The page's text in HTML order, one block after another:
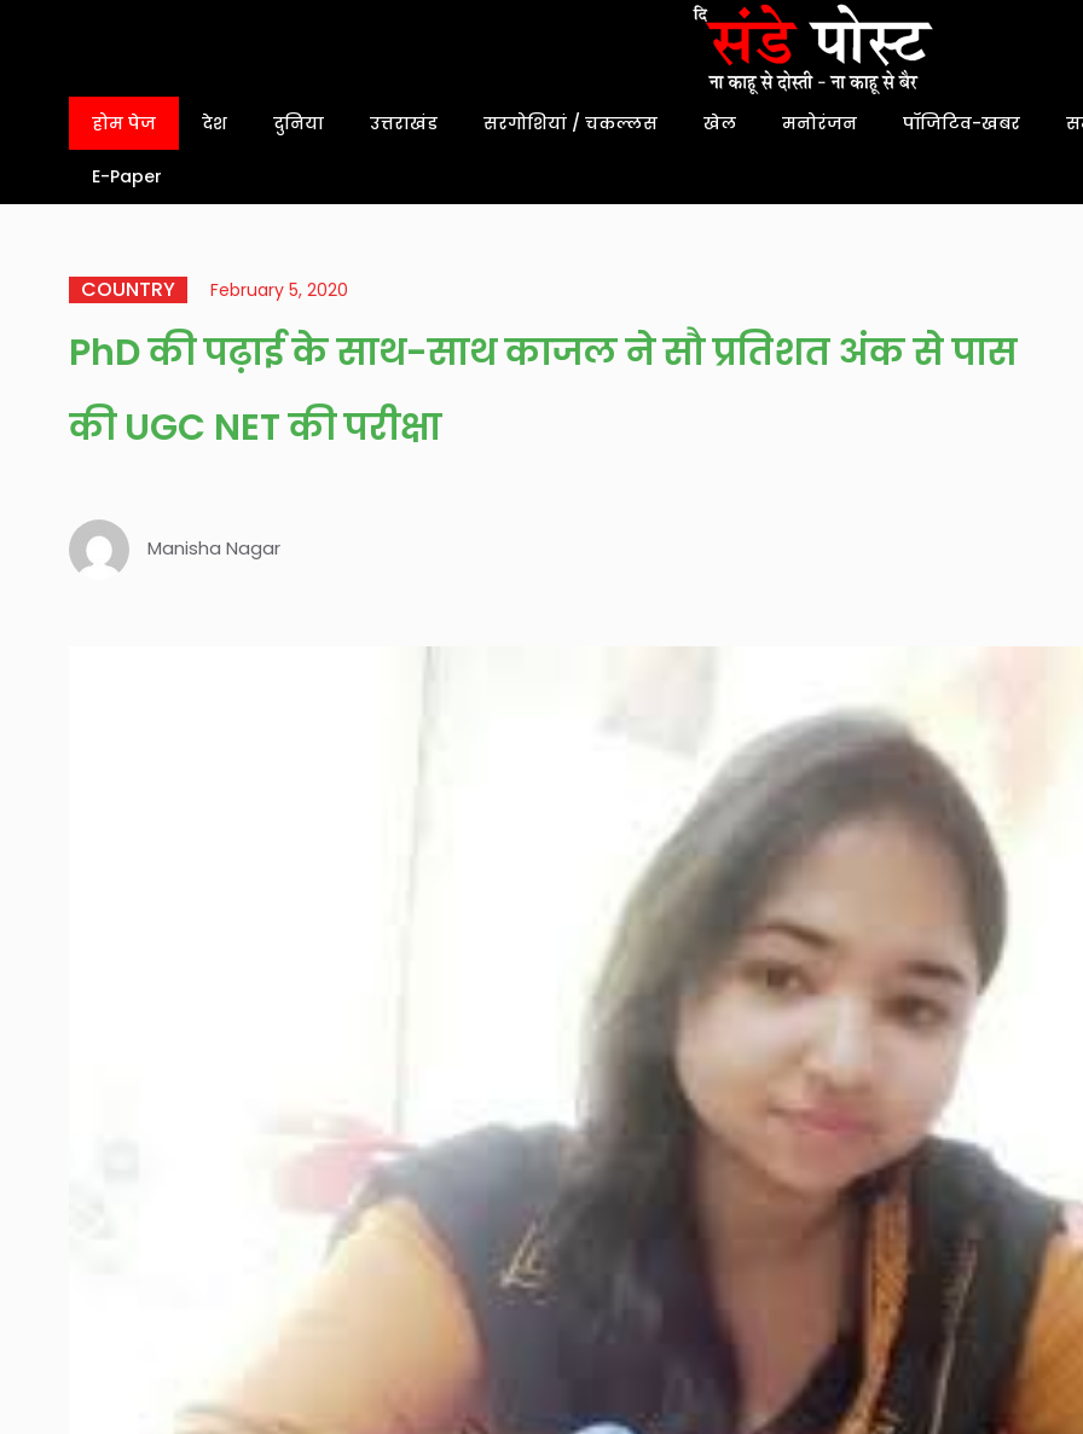
होम पेज देश दुनिया उत्तराखंड सरगोशियां / चकल्लस खेल मनोरंजन पॉजिटिव-खबर
E-Paper
COUNTRY February 5, 2020
PhD की पढ़ाई के साथ-साथ काजल ने सौ प्रतिशत अंक से पास
की UGC NET की परीक्षा
Manisha Nagar